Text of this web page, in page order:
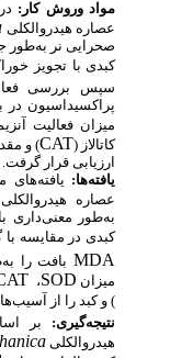
مواد وروش کار: در
عصاره هیدروالکلی
صحرایی نر به‌طور
کبدی با تجویز
سپس بررسی
پراکسیداسیون
میزان فعالیت
کاتالاز (CAT) و
ارزیابی قرار گرفت.
یافته‌ها:
عصاره هیدروالکلی
به‌طور معنی‌داری
کبدی در مقایسه با
MDA بافت را
میزان SOD،
) و کبد را از
نتیجه‌گیری: بر
هیدروالکلی